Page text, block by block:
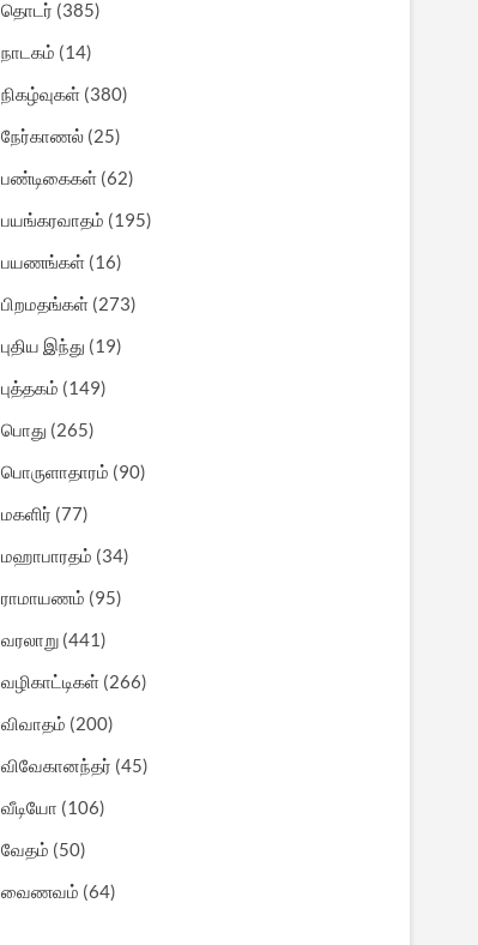
தொடர் (385)
நாடகம் (14)
நிகழ்வுகள் (380)
நேர்காணல் (25)
பண்டிகைகள் (62)
பயங்கரவாதம் (195)
பயணங்கள் (16)
பிறமதங்கள் (273)
புதிய இந்து (19)
புத்தகம் (149)
பொது (265)
பொருளாதாரம் (90)
மகளிர் (77)
மஹாபாரதம் (34)
ராமாயணம் (95)
வரலாறு (441)
வழிகாட்டிகள் (266)
விவாதம் (200)
விவேகானந்தர் (45)
வீடியோ (106)
வேதம் (50)
வைணவம் (64)